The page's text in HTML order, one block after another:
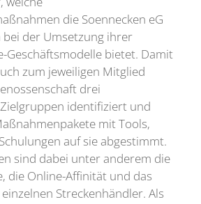
die Soennecken eG
der Umsetzung ihrer
Geschäftsmodelle bietet. Damit
zum jeweiligen Mitglied
drei
identifiziert und
mit Tools,
auf sie abgestimmt.
sind dabei unter anderem die
die Online-Affinität und das
Streckenhändler. Als